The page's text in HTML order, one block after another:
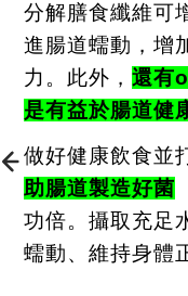
分解膳食纖維可
進腸道蠕動，增
力。此外，還有
是有益於腸道健
做好健康飲食並
助腸道製造好菌
功倍。攝取充足
蠕動、維持身體